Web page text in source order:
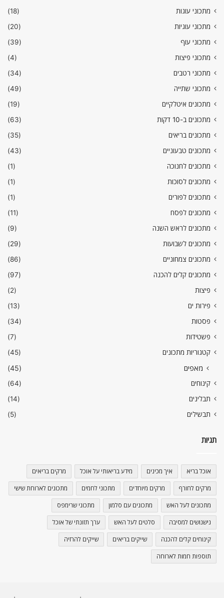
מתכוני עוגות
(18)
מתכוני עוגיות
(20)
מתכוני עוף
(39)
מתכוני פיצות
(4)
מתכוני רטבים
(34)
מתכוני שתייה
(49)
מתכונים איטלקיים
(19)
מתכונים ב-10 דקות
(63)
מתכונים בריאים
(35)
מתכונים טבעוניים
(43)
מתכונים לחנוכה
(1)
מתכונים לסוכות
(1)
מתכונים לפורים
(1)
מתכונים לפסח
(11)
מתכונים לראש השנה
(9)
מתכונים לשבועות
(29)
מתכונים צמחוניים
(86)
מתכונים קלים להכנה
(97)
פיצות
(2)
פירות ים
(13)
פסטות
(34)
פשטידות
(7)
קטגוריות מתכונים
(45)
מאפים (45)
קינוחים
(64)
תבלינים
(14)
תבשילים
(5)
תגיות
אוכל בריא איך מכינים מידע בריאותי על אוכל מרקים בריאים
מרקים לחורף מרקים מיוחדים מתכוני לחמים מתכונים לארוחת שישי
מתכונים לעל האש מתכונים עם סלמון מתכוני שרימפס
נישנושים למסיבה סלטים לעל האש ערך תזונתי של אוכל
קינוחים קלים להכנה שייקים בריאים שייקים להרזיה
תוספות חמות לארוחה